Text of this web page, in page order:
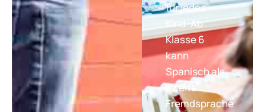
für jedes
Kind. Ab
Klasse 6
kann
Spanisch als
zweite
Fremdsprache